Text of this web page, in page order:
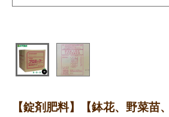
【錠剤肥料】【鉢花、野菜苗